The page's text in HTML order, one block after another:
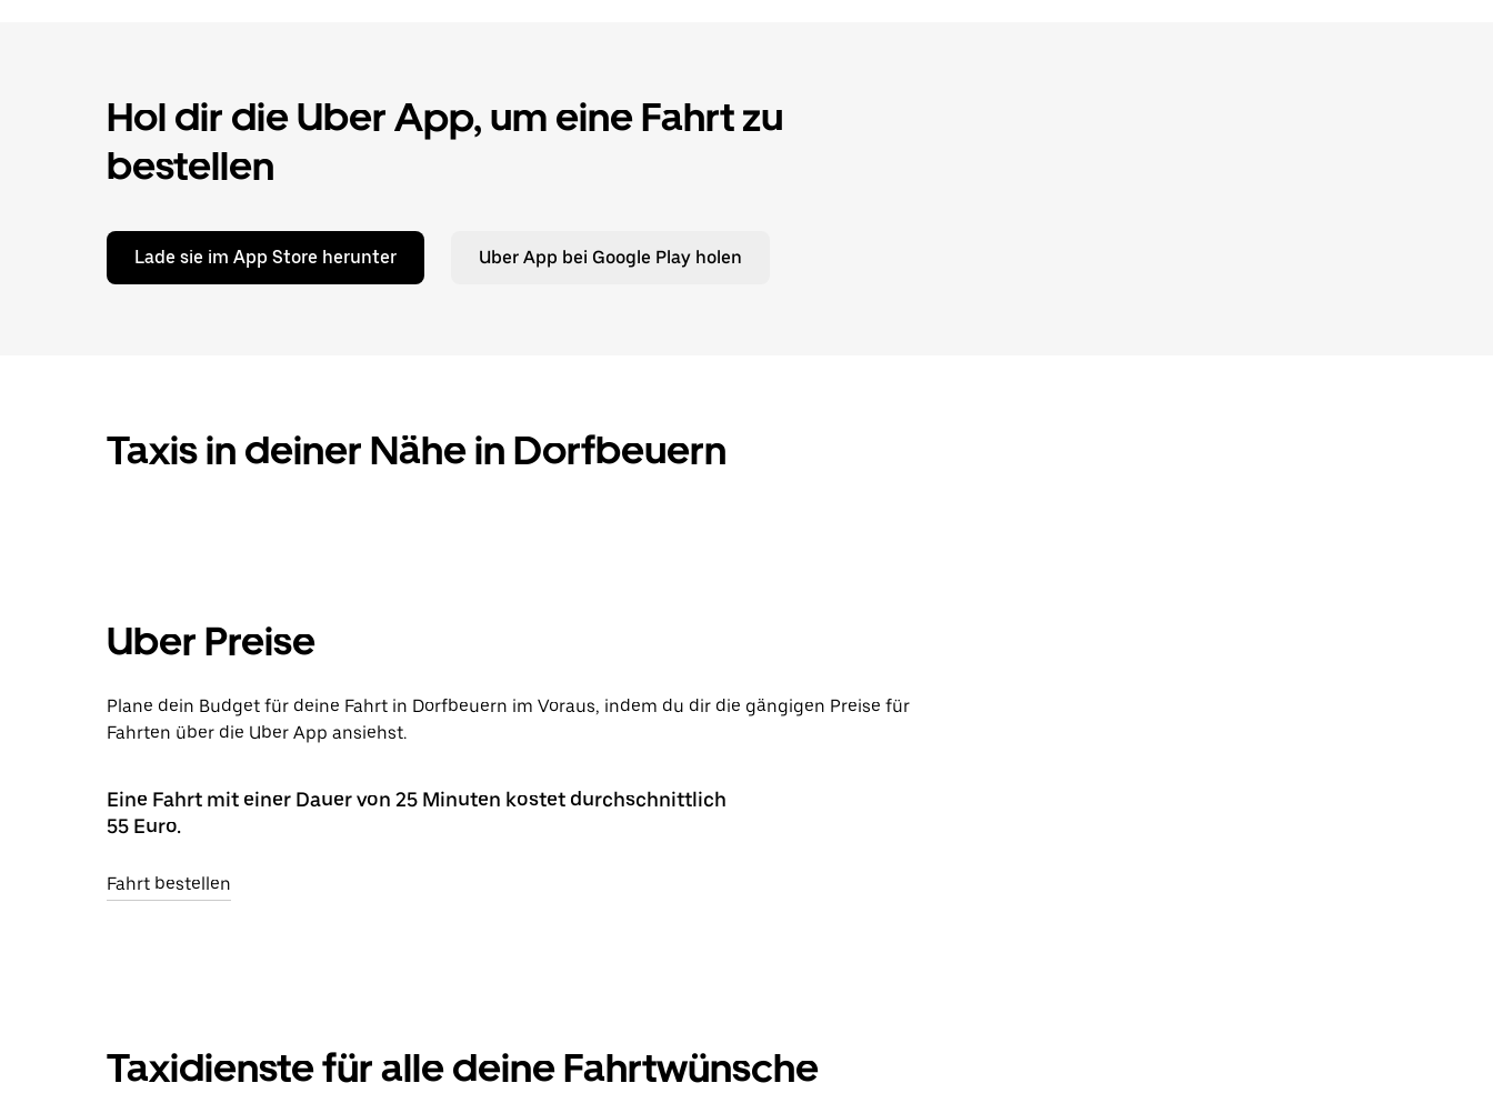
Hol dir die Uber App, um eine Fahrt zu
bestellen
Lade sie im App Store herunter Uber App bei Google Play holen
Taxis in deiner Nähe in Dorfbeuern
Uber Preise
Plane dein Budget für deine Fahrt in Dorfbeuern im Voraus, indem du dir die gängigen Preise für
Fahrten über die Uber App ansiehst.
Eine Fahrt mit einer Dauer von 25 Minuten kostet durchschnittlich
55 Euro.
Fahrt bestellen
Taxidienste für alle deine Fahrtwünsche